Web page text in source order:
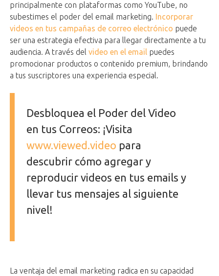
principalmente con plataformas como YouTube, no
subestimes el poder del email marketing. Incorporar
videos en tus campañas de correo electrónico puede
ser una estrategia efectiva para llegar directamente a tu
audiencia. A través del video en el email puedes
promocionar productos o contenido premium, brindando
a tus suscriptores una experiencia especial.
Desbloquea el Poder del Video
en tus Correos: ¡Visita
www.viewed.video para
descubrir cómo agregar y
reproducir videos en tus emails y
llevar tus mensajes al siguiente
nivel!
La ventaja del email marketing radica en su capacidad